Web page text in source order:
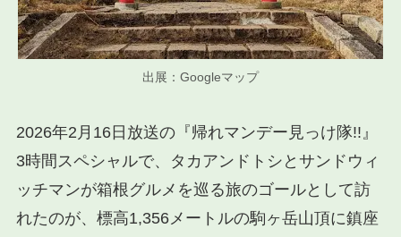
出展：Googleマップ
2026年2月16日放送の『帰れマンデー見っけ隊!!』
3時間スペシャルで、タカアンドトシとサンドウィ
ッチマンが箱根グルメを巡る旅のゴールとして訪
れたのが、標高1,356メートルの駒ヶ岳山頂に鎮座